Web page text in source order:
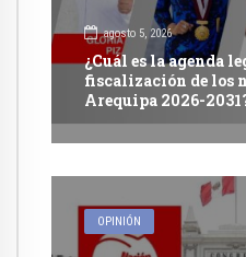
agosto 5, 2026
¿Cuál es la agenda
fiscalización de los
Arequipa 2026-
OPINIÓN